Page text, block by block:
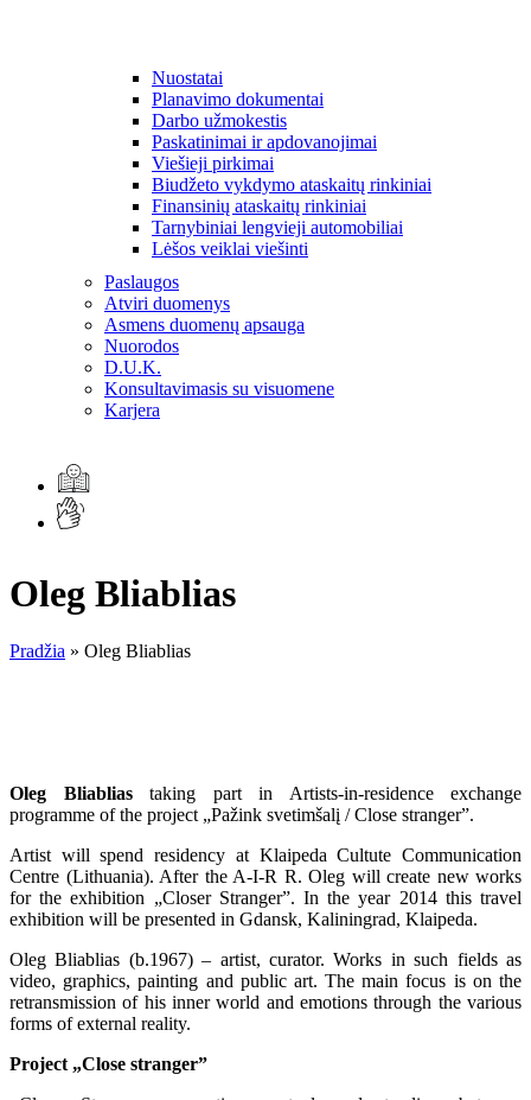
Nuostatai
Planavimo dokumentai
Darbo užmokestis
Paskatinimai ir apdovanojimai
Viešieji pirkimai
Biudžeto vykdymo ataskaitų rinkiniai
Finansinių ataskaitų rinkiniai
Tarnybiniai lengvieji automobiliai
Lėšos veiklai viešinti
Paslaugos
Atviri duomenys
Asmens duomenų apsauga
Nuorodos
D.U.K.
Konsultavimasis su visuomene
Karjera
Oleg Bliablias
Pradžia » Oleg Bliablias
Oleg Bliabliastaking part in Artists-in-residence exchange
programme of the project „Pažink svetimšalį / Close stranger”.
Artist will spend residency at Klaipeda Cultute Communication
Centre (Lithuania). After the A-I-R R. Oleg will create new works
for the exhibition „Closer Stranger”. In the year 2014 this travel
exhibition will be presented in Gdansk, Kaliningrad, Klaipeda.
Oleg Bliablias (b.1967) – artist, curator. Works in such fields as
video, graphics, painting and public art. The main focus is on the
retransmission of his inner world and emotions through the various
forms of external reality.
Project „Close stranger”